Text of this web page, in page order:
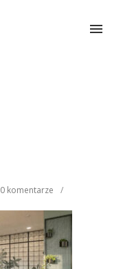
0 komentarze /